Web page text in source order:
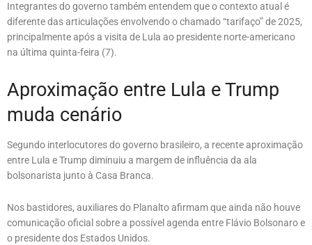
Integrantes do governo também entendem que o contexto atual é
diferente das articulações envolvendo o chamado “tarifaço” de 2025,
principalmente após a visita de Lula ao presidente norte-americano
na última quinta-feira (7).
Aproximação entre Lula e Trump
muda cenário
Segundo interlocutores do governo brasileiro, a recente aproximação
entre Lula e Trump diminuiu a margem de influência da ala
bolsonarista junto à Casa Branca.
Nos bastidores, auxiliares do Planalto afirmam que ainda não houve
comunicação oficial sobre a possível agenda entre Flávio Bolsonaro e
o presidente dos Estados Unidos.